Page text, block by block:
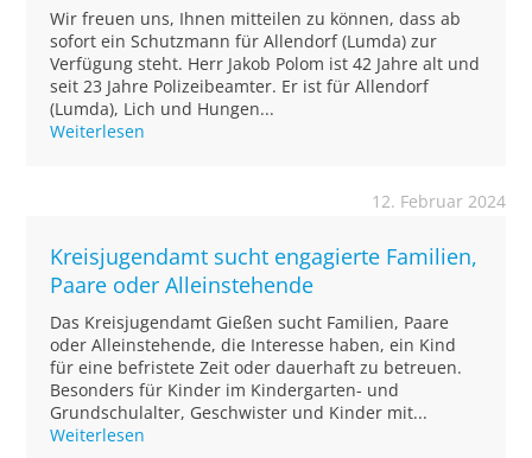
Wir freuen uns, Ihnen mitteilen zu können, dass ab
sofort ein Schutzmann für Allendorf (Lumda) zur
Verfügung steht. Herr Jakob Polom ist 42 Jahre alt und
seit 23 Jahre Polizeibeamter. Er ist für Allendorf
(Lumda), Lich und Hungen...
Weiterlesen
12. Februar 2024
Kreisjugendamt sucht engagierte Familien,
Paare oder Alleinstehende
Das Kreisjugendamt Gießen sucht Familien, Paare
oder Alleinstehende, die Interesse haben, ein Kind
für eine befristete Zeit oder dauerhaft zu betreuen.
Besonders für Kinder im Kindergarten- und
Grundschulalter, Geschwister und Kinder mit...
Weiterlesen